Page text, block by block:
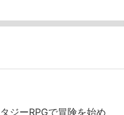
ジーRPGで冒険を始め